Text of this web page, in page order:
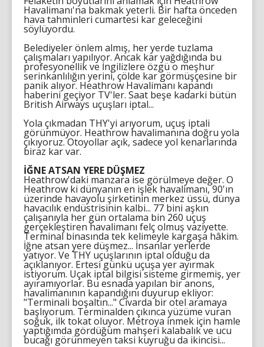
Havalimanı'na bakmak yeterli. Bir hafta önceden
hava tahminleri cumartesi kar geleceğini
söylüyordu.
Belediyeler önlem almış, her yerde tuzlama
çalışmaları yapılıyor. Ancak kar yağdığında bu
profesyonellik ve İngilizlere özgü o meşhur
serinkanlılığın yerini, çölde kar görmüşçesine bir
panik alıyor. Heathrow Havalimanı kapandı
haberini geçiyor TV'ler. Saat beşe kadarki bütün
British Airways uçuşları iptal...
Yola çıkmadan THY'yi arıyorum, uçuş iptali
görünmüyor. Heathrow havalimanına doğru yola
çıkıyoruz. Otoyollar açık, sadece yol kenarlarında
biraz kar var.
İĞNE ATSAN YERE DÜŞMEZ
Heathrow'daki manzara ise görülmeye değer. O
Heathrow ki dünyanın en işlek havalimanı, 90'ın
üzerinde havayolu şirketinin merkez üssü, dünya
havacılık endüstrisinin kalbi... 77 bini aşkın
çalışanıyla her gün ortalama bin 260 uçuş
gerçekleştiren havalimanı felç olmuş vaziyette.
Terminal binasında tek kelimeyle kargaşa hâkim.
İğne atsan yere düşmez... İnsanlar yerlerde
yatıyor. Ve THY uçuşlarının iptal olduğu da
açıklanıyor. Ertesi günkü uçuşa yer ayırmak
istiyorum. Uçak iptal bilgisi sisteme girmemiş, yer
ayıramıyorlar. Bu esnada yapılan bir anons,
havalimanının kapandığını duyurup ekliyor:
"Terminali boşaltın..." Civarda bir otel aramaya
başlıyorum. Terminalden çıkınca yüzüme vuran
soğuk, ilk tokat oluyor. Metroya inmek için hamle
yaptığımda gördüğüm mahşeri kalabalık ve ucu
bucağı görünmeyen taksi kuyruğu da ikincisi...